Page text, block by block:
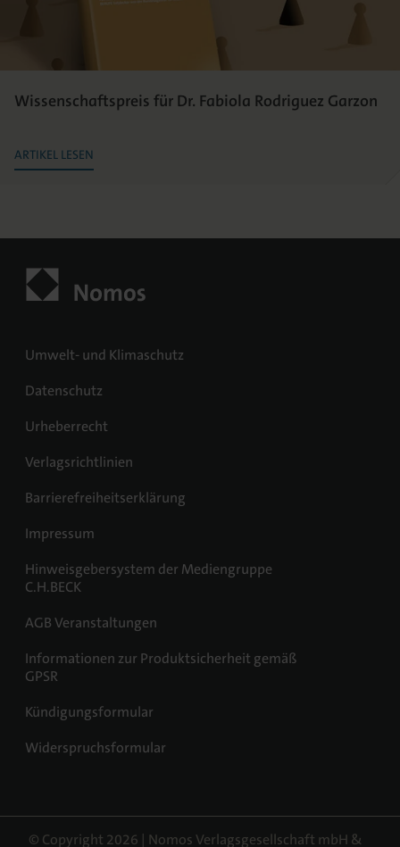
Wissenschaftspreis für Dr. Fabiola Rodriguez Garzon
ARTIKEL LESEN
Umwelt- und Klimaschutz
Datenschutz
Urheberrecht
Verlagsrichtlinien
Barrierefreiheitserklärung
Impressum
Hinweisgebersystem der Mediengruppe
C.H.BECK
AGB Veranstaltungen
Informationen zur Produktsicherheit gemäß
GPSR
Kündigungsformular
Widerspruchsformular
© Copyright 2026 | Nomos Verlagsgesellschaft mbH &